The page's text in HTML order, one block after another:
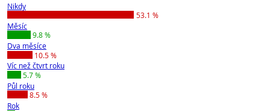
Nikdy
53.1 %
Měsíc
9.8 %
Dva měsíce
10.5 %
Víc než čtvrt roku
5.7 %
Půl roku
8.5 %
Rok